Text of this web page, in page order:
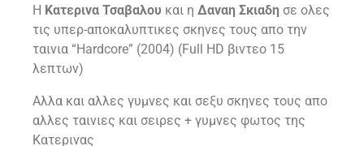
Η Κατερινα Τσαβαλου και η Δαναη Σκιαδη σε ολες
τις υπερ-αποκαλυπτικες σκηνες τους απο την
ταινια “Hardcore” (2004) (Full HD βιντεο 15
λεπτων)
Αλλα και αλλες γυμνες και σεξυ σκηνες τους απο
αλλες ταινιες και σειρες + γυμνες φωτος της
Κατερινας